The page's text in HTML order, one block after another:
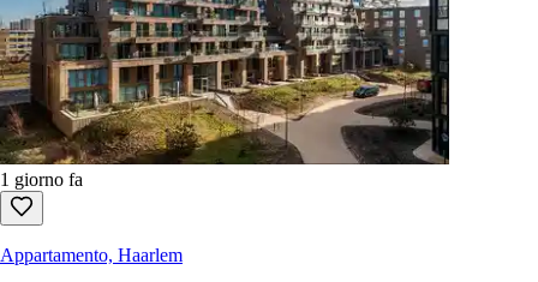
1 giorno fa
Appartamento, Haarlem